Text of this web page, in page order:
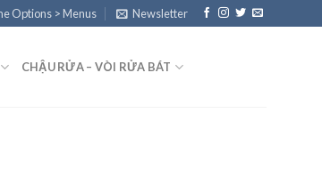
Options > Menus Newsletter
CHẬU RỬA – VÒI RỬA BÁT